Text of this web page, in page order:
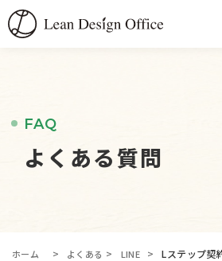
FAQ
よくある質問
ホーム >
よくある > LINE >
Lステップ契